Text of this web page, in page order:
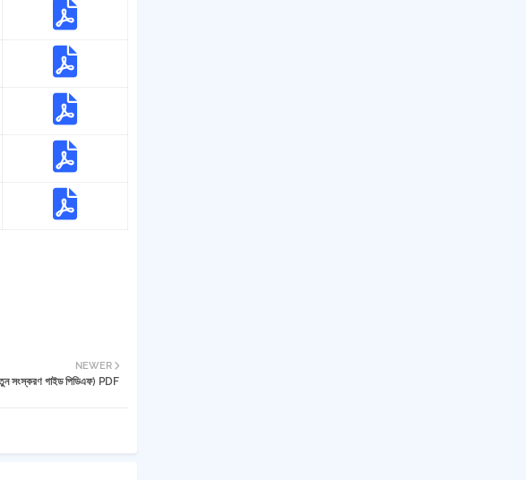
NEWER
সংস্করণ গাইড পিডিএফ) PDF